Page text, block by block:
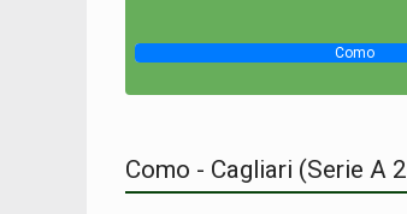
Como
Como - Cagliari (Serie A